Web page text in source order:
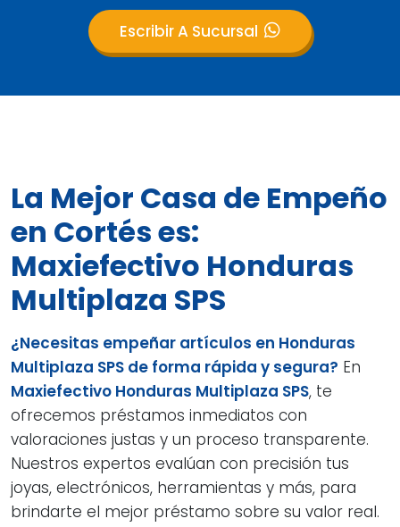
Escribir A Sucursal
La Mejor Casa de Empeño
en Cortés es:
Maxiefectivo Honduras
Multiplaza SPS
¿Necesitas empeñar artículos en Honduras
Multiplaza SPS de forma rápida y segura? En
Maxiefectivo Honduras Multiplaza SPS, te
ofrecemos préstamos inmediatos con
valoraciones justas y un proceso transparente.
Nuestros expertos evalúan con precisión tus
joyas, electrónicos, herramientas y más, para
brindarte el mejor préstamo sobre su valor real.